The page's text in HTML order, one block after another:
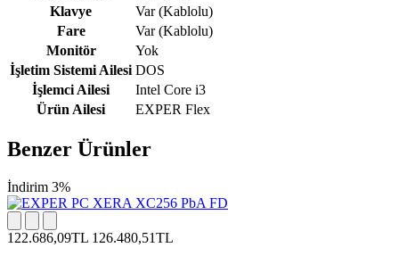
Klavye
Var (Kablolu)
Fare
Var (Kablolu)
Monitör
Yok
İşletim Sistemi Ailesi DOS
İşlemci Ailesi
Intel Core i3
Ürün Ailesi
EXPER Flex
Benzer Ürünler
İndirim 3%
122.686,09TL 126.480,51TL